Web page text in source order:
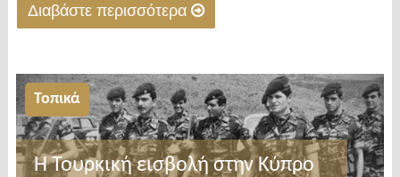
Διαβάστε περισσότερα
ΑΓΙΟΥ
ΓΕΩΡΓΙΟΥ
ΝΙΓΡΙΤΗΣ
ΑΝΑΚΟΙΝΩΣΗ
Τοπικά
Η Τουρκική εισβολή στην Κύπρο